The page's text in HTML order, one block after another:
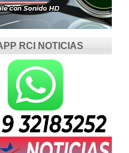
RCI NOTICIAS